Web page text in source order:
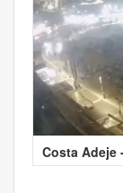
Costa Adeje